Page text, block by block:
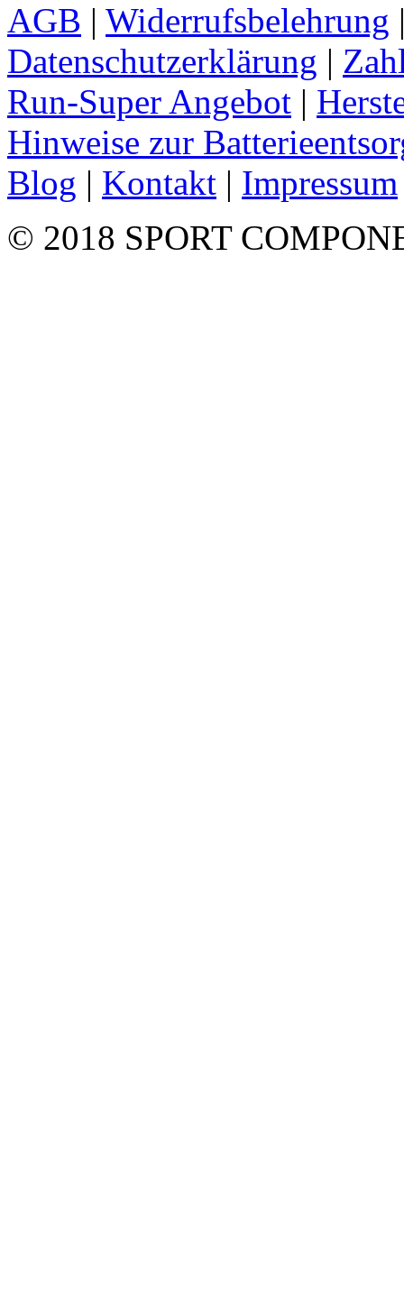
AGB | Widerrufsbelehrung
Datenschutzerklärung |
Run-Super Angebot |
Hinweise zur
Blog | Kontakt | Impressum
© 2018 SPORT